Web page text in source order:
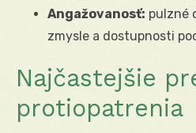
Angažovanosť: pulzné
zmysle a dostupnosti
Najčastejšie
protiopatrenia